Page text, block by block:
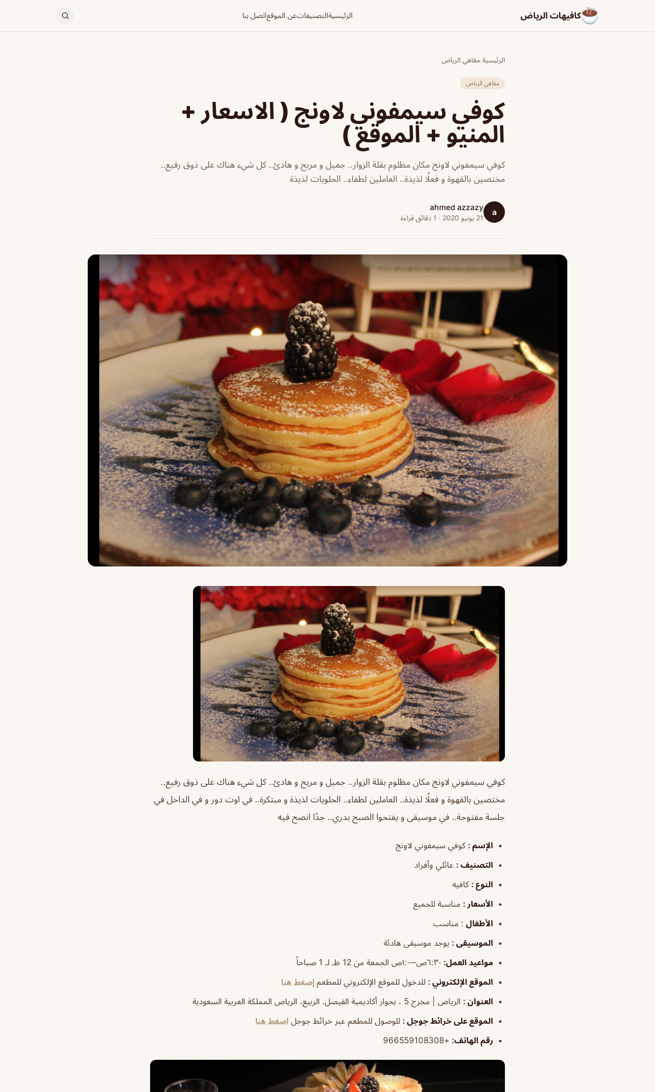
كافيهات الرياض الرئيسيةالتصنيفاتعن الموقعاتصل بنا
الرئيسية/مقاهي الرياض
مقاهي الرياض
كوفي سيمفوني لاونج ( الاسعار +
المنيو + الموقع )
كوفي سيمفوني لاونج مكان مظلوم بقلة الزوار.. جميل و مريح و هادئ.. كل شيء هناك على ذوق رفيع..
مختصين بالقهوة و فعلًا لذيذة.. العاملين لطفاء.. الحلويات لذيذة
a
ahmed azzazy
21 يونيو 2020 · 1 دقائق قراءة
كوفي سيمفوني لاونج مكان مظلوم بقلة الزوار.. جميل و مريح و هادئ.. كل شيء هناك على ذوق رفيع..
مختصين بالقهوة و فعلًا لذيذة.. العاملين لطفاء.. الحلويات لذيذة و مبتكرة.. في اوت دور و في الداخل في
جلسة مفتوحة.. في موسيقى و يفتحوا الصبح بدري.. جدًا انصح فيه
الإسم : كوفي سيمفوني لاونج
التصنيف : عائلي وأفراد
النوع : كافيه
الأسعار : مناسبة للجميع
الأطفال : مناسب
الموسيقى : يوجد موسيقى هادئة
مواعيد العمل:
الموقع الإلكتروني : للدخول للموقع الإلكتروني للمطعم إضغط هنا
العنوان : الرياض | مخرج 5 ، بجوار أكاديمية الفيصل. الربيع، الرياض المملكة العربية السعودية
الموقع على خرائط جوجل : للوصول للمطعم عبر خرائط جوجل اضغط هنا
رقم الهاتف: +966559108308